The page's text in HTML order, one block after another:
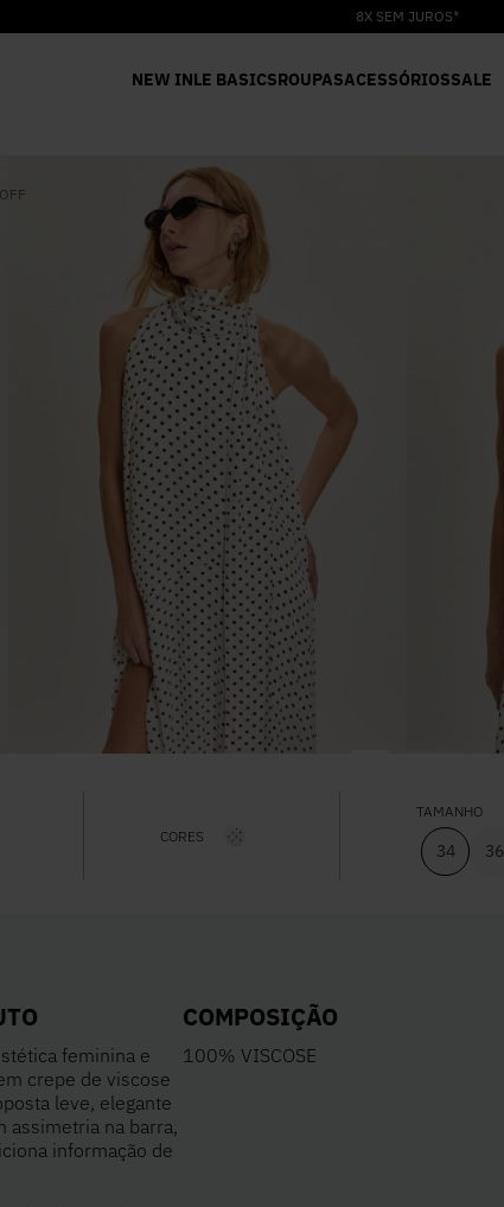
8X SEM JUROS*
NEW INLE BASICSROUPASACESSÓRIOSSALE
CORES
TAMANHO
34 36
feminina e
crepe de viscose
leve, elegante
assimetria na barra,
informação de
COMPOSIÇÃO
100% VISCOSE